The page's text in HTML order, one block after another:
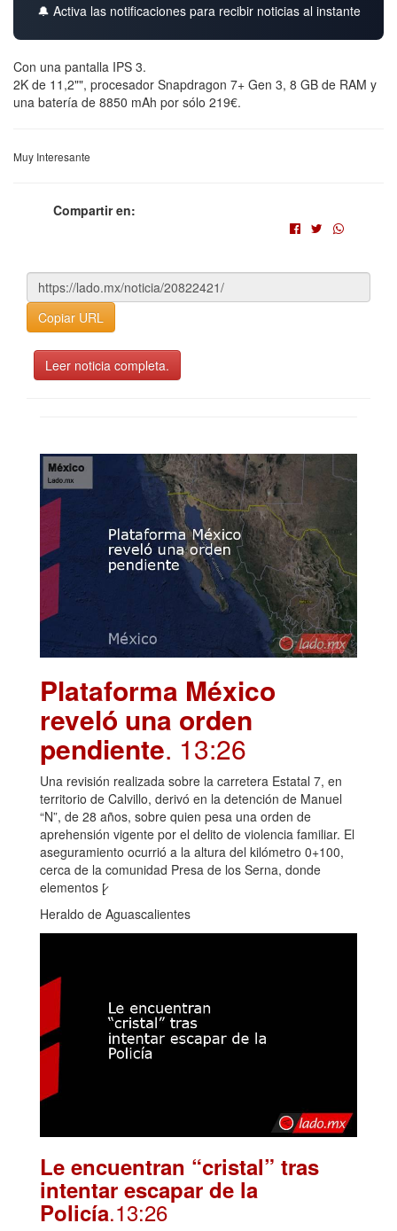
🔔 Activa las notificaciones para recibir noticias al instante
Con una pantalla IPS 3.
2K de 11,2"", procesador Snapdragon 7+ Gen 3, 8 GB de RAM y
una batería de 8850 mAh por sólo 219€.
Muy Interesante
Compartir en:
Copiar URL
Leer noticia completa.
Plataforma México
reveló una orden
pendiente. 13:26
Una revisión realizada sobre la carretera Estatal 7, en
territorio de Calvillo, derivó en la detención de Manuel
“N”, de 28 años, sobre quien pesa una orden de
aprehensión vigente por el delito de violencia familiar. El
aseguramiento ocurrió a la altura del kilómetro 0+100,
cerca de la comunidad Presa de los Serna, donde
elementos [̷
Heraldo de Aguascalientes
Le encuentran “cristal” tras
intentar escapar de la
Policía.13:26